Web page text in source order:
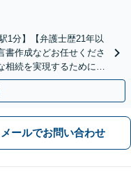
1分】【弁護士歴21年以
書作成などお任せくださ
相続を実現するために
メールでお問い合わせ